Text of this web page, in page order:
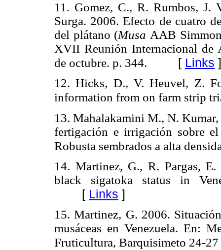
11. Gomez, C., R. Rumbos, J.
Surga. 2006. Efecto de cuatro
del plátano (Musa AAB
XVII Reunión Internacional
de octubre. p. 344. [ Links ]
12. Hicks, D., V. Heuvel, Z.
information from on farm strip
13. Mahalakamini M., N.
fertigación e irrigación sobre
Robusta sembrados a alta
14. Martinez, G., R. Pargas,
black sigatoka status in
[ Links ]
15. Martinez, G. 2006.
musáceas en Venezuela. En:
Fruticultura, Barquisimeto 24-